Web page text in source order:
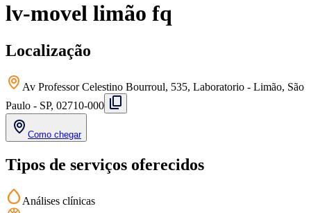
lv-movel limão fq
Localização
Av Professor Celestino Bourroul, 535, Laboratorio - Limão, São
Paulo - SP, 02710-000
Como chegar
Tipos de serviços oferecidos
Análises clínicas